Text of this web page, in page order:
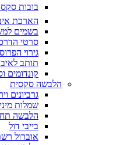
בובות
הארכת
בשמים
סרטי
גירוי
תותב
קונדומים
הלבשה סקסית
גרביונים
שמלות
הלבשה
בייבי דול
אוברול